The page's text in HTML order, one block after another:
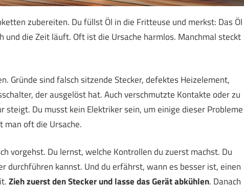
zubereiten. Du füllst Öl in die Fritteuse und merkst: Das Öl
die Zeit läuft. Oft ist die Ursache harmlos. Manchmal steckt
Gründe sind falsch sitzende Stecker, defektes Heizelement,
der ausgelöst hat. Auch verschmutzte Kontakte oder zu
steigt. Du musst kein Elektriker sein, um einige dieser Probleme
oft die Ursache.
vorgehst. Du lernst, welche Kontrollen du zuerst machst. Du
durchführen kannst. Und du erfährst, wann es besser ist, einen
Zieh zuerst den Stecker und lasse das Gerät abkühlen. Danach